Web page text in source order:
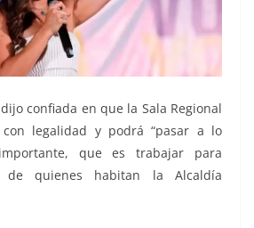
confiada en que la Sala Regional
legalidad y podrá “pasar a lo
que es trabajar para
quienes habitan la Alcaldía